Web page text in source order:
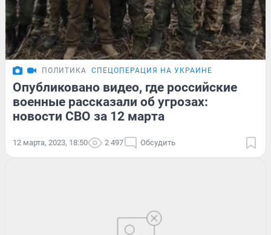
ПОЛИТИКА СПЕЦОПЕРАЦИЯ НА УКРАИНЕ
Опубликовано видео, где российские
военные рассказали об угрозах:
новости СВО за 12 марта
12 марта, 2023, 18:50 2 497 Обсудить